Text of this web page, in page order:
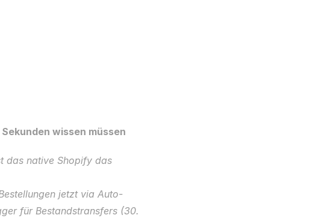
wissen müssen
das native Shopify das
jetzt via Auto-
für Bestandstransfers (30.